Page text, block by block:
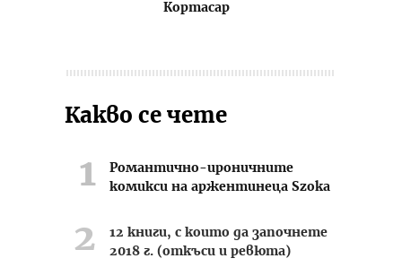
Кортасар
Какво се чете
Романтично-ироничните
комикси на аржентинеца Szoka
12 книги, с които да започнете
2018 г. (откъси и ревюта)